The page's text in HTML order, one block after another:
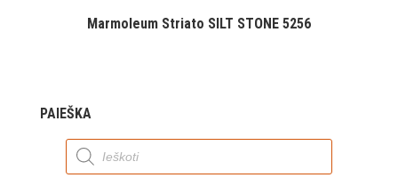
Marmoleum Striato SILT STONE 5256
PAIEŠKA
Products
search